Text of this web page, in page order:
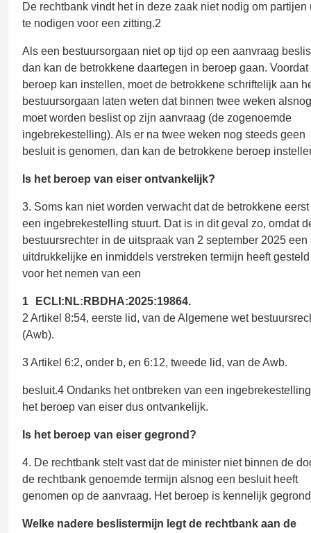
De rechtbank vindt het in deze zaak niet nodig om partijen
te nodigen voor een zitting.2
Als een bestuursorgaan niet op tijd op een aanvraag
dan kan de betrokkene daartegen in beroep gaan. Voordat
beroep kan instellen, moet de betrokkene schriftelijk aan
bestuursorgaan laten weten dat binnen twee weken alsnog
moet worden beslist op zijn aanvraag (de zogenoemde
ingebrekestelling). Als er na twee weken nog steeds geen
besluit is genomen, dan kan de betrokkene beroep
Is het beroep van eiser ontvankelijk?
3. Soms kan niet worden verwacht dat de betrokkene eerst
een ingebrekestelling stuurt. Dat is in dit geval zo, omdat
bestuursrechter in de uitspraak van 2 september 2025 een
uitdrukkelijke en inmiddels verstreken termijn heeft gesteld
voor het nemen van een
1
ECLI:NL:RBDHA:2025:19864.
2 Artikel 8:54, eerste lid, van de Algemene wet
(Awb).
3 Artikel 6:2, onder b, en 6:12, tweede lid, van de Awb.
besluit.4 Ondanks het ontbreken van een
het beroep van eiser dus ontvankelijk.
Is het beroep van eiser gegrond?
4. De rechtbank stelt vast dat de minister niet binnen de
de rechtbank genoemde termijn alsnog een besluit heeft
genomen op de aanvraag. Het beroep is kennelijk
Welke nadere beslistermijn legt de rechtbank aan de